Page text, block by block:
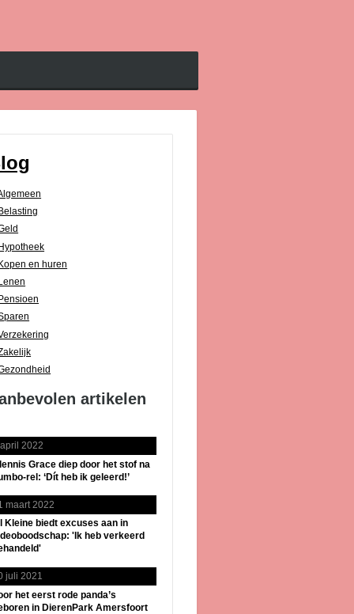
en huren
artikelen
2022
Grace diep door het stof na
rel: ‘Dít heb ik geleerd!’
maart 2022
Kleine biedt excuses aan in
'Ik heb verkeerd
juli 2021
het eerst rode panda’s
in DierenPark Amersfoort